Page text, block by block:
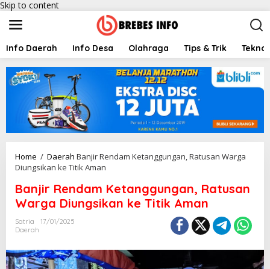
Skip to content
Info Daerah Info Desa Olahraga Tips & Trik
Home / Daerah Banjir Rendam Ketanggungan, Ratusan Warga
Diungsikan ke Titik Aman
Banjir Rendam Ketanggungan, Ratusan
Warga Diungsikan ke Titik Aman
Satria
17/01/2025
Daerah